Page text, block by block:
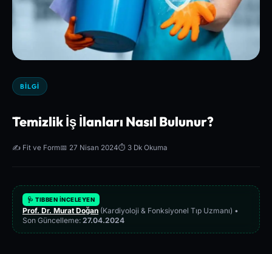
BILGI
Temizlik İş İlanları Nasıl Bulunur?
✍️ Fit ve Form📅 27 Nisan 2024⏱️ 3 Dk Okuma
🩺 TIBBEN İNCELEYEN
Prof. Dr. Murat Doğan (Kardiyoloji & Fonksiyonel Tıp Uzmanı) •
Son Güncelleme: 27.04.2024